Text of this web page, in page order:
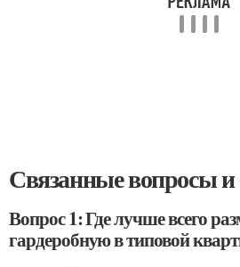
Связанные вопросы
Вопрос 1: Где лучше всего
гардеробную в типовой